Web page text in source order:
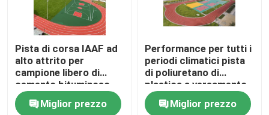
Pista di corsa IAAF ad
alto attrito per
campione libero di
cemento bituminoso
Miglior prezzo
Performance per tutti i
periodi climatici pista
di poliuretano di
plastica a versamento
completo con elevato
attritoMiglior prezzo